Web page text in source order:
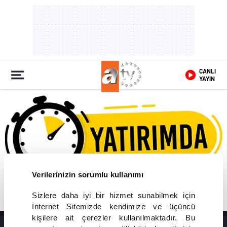
Verilerinizin sorumlu kullanımı
Sizlere daha iyi bir hizmet sunabilmek için
İnternet Sitemizde kendimize ve üçüncü
kişilere ait çerezler kullanılmaktadır. Bu
CANLI
YAYIN